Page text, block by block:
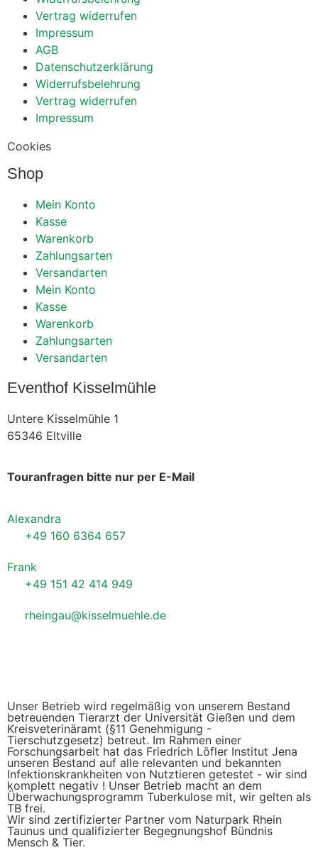
Vertrag widerrufen
Impressum
AGB
Datenschutzerklärung
Widerrufsbelehrung
Vertrag widerrufen
Impressum
Cookies
Shop
Mein Konto
Kasse
Warenkorb
Zahlungsarten
Versandarten
Mein Konto
Kasse
Warenkorb
Zahlungsarten
Versandarten
Eventhof Kisselmühle
Untere Kisselmühle 1
65346 Eltville
Touranfragen bitte nur per E-Mail
Alexandra
+49 160 6364 657
Frank
+49 151 42 414 949
rheingau@kisselmuehle.de
Unser Betrieb wird regelmäßig von unserem Bestand
betreuenden Tierarzt der Universität Gießen und dem
Kreisveterinäramt (§11 Genehmigung -
Tierschutzgesetz) betreut. Im Rahmen einer
Forschungsarbeit hat das Friedrich Löfler Institut Jena
unseren Bestand auf alle relevanten und bekannten
Infektionskrankheiten von Nutztieren getestet - wir sind
komplett negativ ! Unser Betrieb macht an dem
Überwachungsprogramm Tuberkulose mit, wir gelten als
TB frei.
Wir sind zertifizierter Partner vom Naturpark Rhein
Taunus und qualifizierter Begegnungshof Bündnis
Mensch & Tier.